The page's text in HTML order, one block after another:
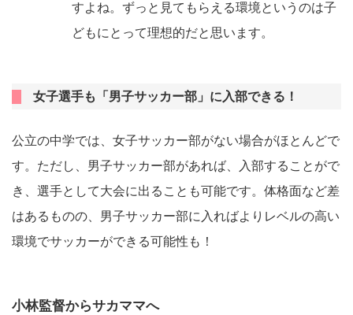
すよね。ずっと見てもらえる環境というのは子
どもにとって理想的だと思います。
女子選手も「男子サッカー部」に入部できる！
公立の中学では、女子サッカー部がない場合がほとんどで
す。ただし、男子サッカー部があれば、入部することがで
き、選手として大会に出ることも可能です。体格面など差
はあるものの、男子サッカー部に入ればよりレベルの高い
環境でサッカーができる可能性も！
小林監督からサカママへ